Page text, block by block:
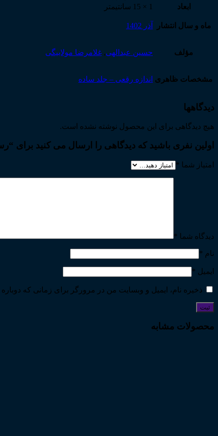
ابعاد
1 × 15 سانتیمتر
ماه و سال انتشار آذر 1402
مؤلف حسین عبدالهی, غلامرضا مولابیگی
مشخصات ظاهری اندازه رقعی – جلد ساده
دیدگاهها
هیچ دیدگاهی برای این محصول نوشته نشده است.
اولین نفری باشید که دیدگاهی را ارسال می کنید برای
امتیاز شما *
دیدگاه شما *
نام *
ایمیل *
ذخیره نام، ایمیل و وبسایت من در مرورگر برای زمانی که
محصولات مشابه